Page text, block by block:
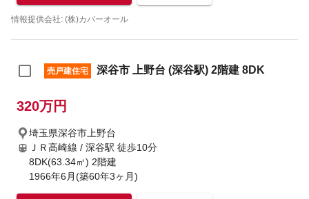
情報提供会社: (株)カバーオール
売戸建住宅 深谷市 上野台 (深谷駅) 2階建 8DK
320万円
埼玉県深谷市上野台
ＪＲ高崎線 / 深谷駅 徒歩10分
8DK(63.34㎡) 2階建
1966年6月(築60年3ヶ月)